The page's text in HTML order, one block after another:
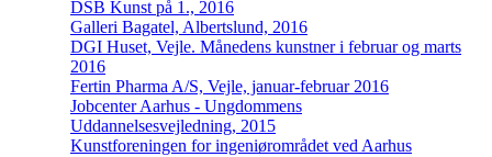
DSB Kunst på 1., 2016
Galleri Bagatel, Albertslund, 2016
DGI Huset, Vejle. Månedens kunstner i februar og marts
2016
Fertin Pharma A/S, Vejle, januar-februar 2016
Jobcenter Aarhus - Ungdommens
Uddannelsesvejledning, 2015
Kunstforeningen for ingeniørområdet ved Aarhus